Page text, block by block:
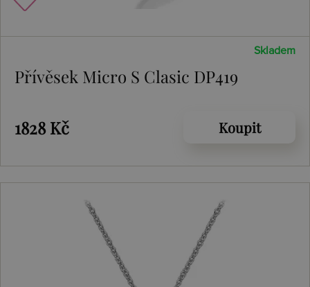
Skladem
Přívěsek Micro S Clasic DP419
1828 Kč Koupit